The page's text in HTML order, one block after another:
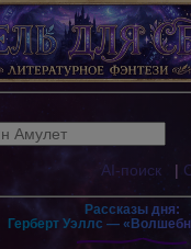
AI-поиск |
Рассказы дня:
Герберт Уэллс —